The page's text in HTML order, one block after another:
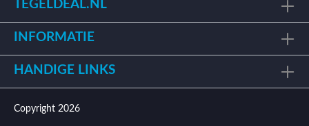
TEGELDEAL.NL
INFORMATIE
HANDIGE LINKS
Copyright 2026